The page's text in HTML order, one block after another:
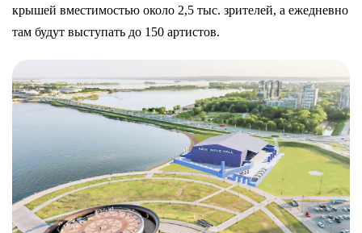
крышей вместимостью около 2,5 тыс. зрителей, а ежедневно
там будут выступать до 150 артистов.